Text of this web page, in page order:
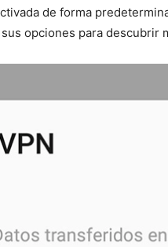
de forma
opciones para descubrir